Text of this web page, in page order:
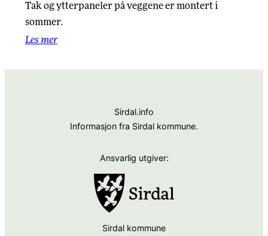
Tak og ytterpaneler på veggene er montert i
sommer.
Les mer
Sirdal.info
Informasjon fra Sirdal kommune.
Ansvarlig utgiver:
Sirdal kommune